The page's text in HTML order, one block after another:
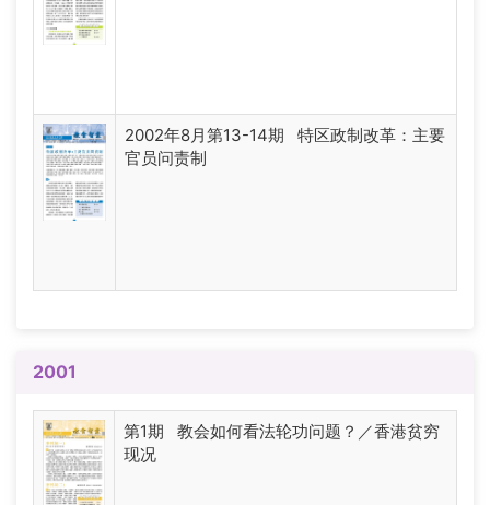
2002年8月第13-14期 特区政制改革：主要
官员问责制
2001
第1期 教会如何看法轮功问题？／香港贫穷
现况